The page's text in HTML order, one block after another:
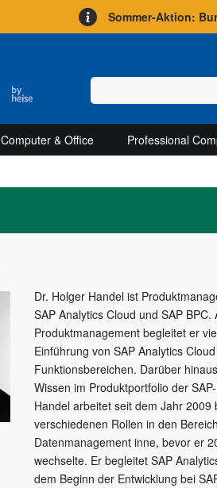
Sommer-Aktion:
Computer & Office Professional
Dr. Holger Handel ist
SAP Analytics Cloud und SAP
Produktmanagement begleitet er
Einführung von SAP Analytics
Funktionsbereichen. Darüber
Wissen im Produktportfolio der
Handel arbeitet seit dem Jahr 2009
verschiedenen Rollen in den
Datenmanagement inne, bevor er
wechselte. Er begleitet SAP
dem Beginn der Entwicklung bei